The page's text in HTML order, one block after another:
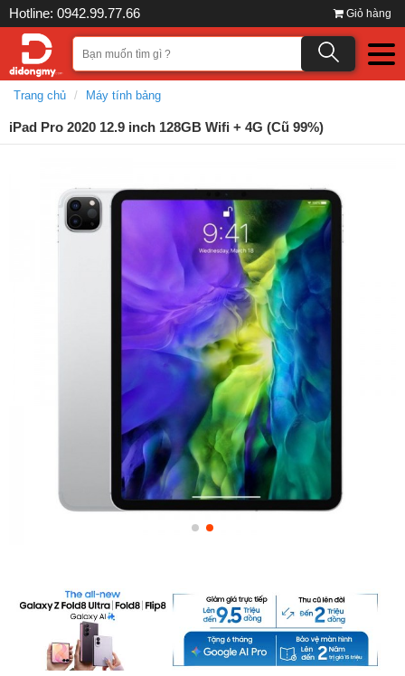
Hotline: 0942.99.77.66 Giỏ hàng
Trang chủ Máy tính bảng
iPad Pro 2020 12.9 inch 128GB Wifi + 4G (Cũ 99%)